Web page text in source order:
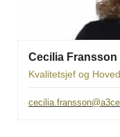
Cecilia Fransson
Kvalitetsjef og